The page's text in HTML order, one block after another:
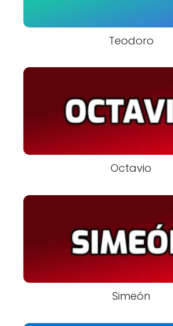
Teodoro
Octavio
Simeón